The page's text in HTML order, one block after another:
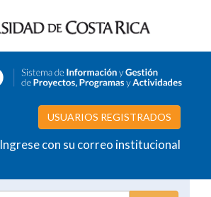
USUARIOS REGISTRADOS
Ingrese con su correo institucional